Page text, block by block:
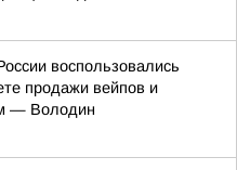
воспользовались
продажи вейпов и
— Володин